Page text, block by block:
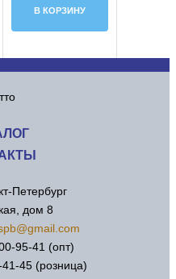
В КОРЗИНУ
Петербург
дом 8
95-41 (опт)
45 (розница)